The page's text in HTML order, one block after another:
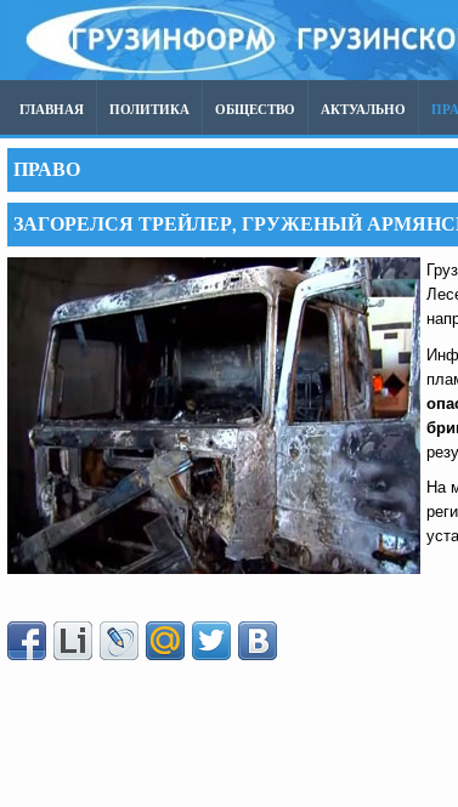
ГЛАВНАЯ ПОЛИТИКА ОБЩЕСТВО АКТУАЛЬНО
ПРАВО
ЗАГОРЕЛСЯ ТРЕЙЛЕР, ГРУЖЕНЫЙ
На